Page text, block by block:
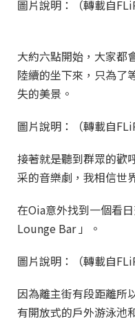
圖片說明：（轉載自
大約六點開始，大家都
陸續的坐下來，只為了
失的美景。
圖片說明：（轉載自
接著就是聽到群眾的歡
采的音樂劇，我相信世
在Oia意外找到一個看
Lounge Bar 」。
圖片說明：（轉載自
因為離主街有段距離所
有開放式的戶外游泳池